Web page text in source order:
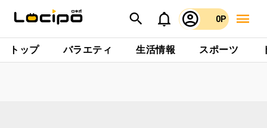
0P
トップ バラエティ 生活情報 スポーツ